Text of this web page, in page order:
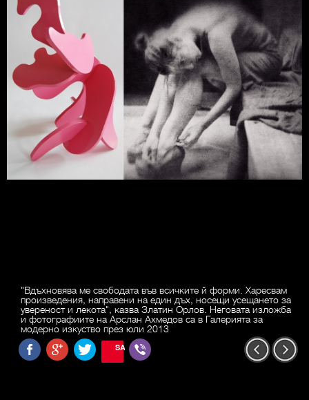
"Вдъхновява ме свободата във всичките й форми. Харесвам
произведения, направени на един дъх, носещи усещането за
увереност и лекота", казва Златин Орлов. Неговата изложба
и фотографиите на Арслан Ахмедов са в Галерията за
модерно изкуство през юли 2013
SAVE